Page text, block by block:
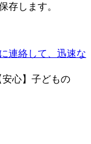
存します。
連絡して、迅速な
安心】子どもの